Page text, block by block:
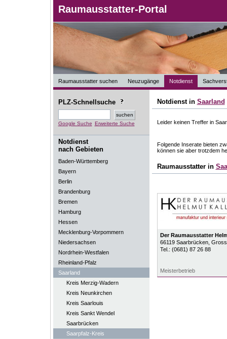
Raumausstatter-Portal
Raumausstatter suchen Neuzugänge Notdienst
PLZ-Schnellsuche
Google Suche Erweiterte Suche
Notdienst
nach Gebieten
Baden-Württemberg
Bayern
Berlin
Brandenburg
Bremen
Hamburg
Hessen
Mecklenburg-Vorpommern
Niedersachsen
Nordrhein-Westfalen
Rheinland-Pfalz
Saarland
Kreis Merzig-Wadern
Kreis Neunkirchen
Kreis Saarlouis
Kreis Sankt Wendel
Saarbrücken
Saarpfalz-Kreis
Notdienst in Saarland
Leider keinen Treffer in
Folgende Inserate bieten
können sie aber trotzdem
Raumausstatter in
Der Raumausstatter
66119 Saarbrücken,
Tel.: (0681) 87 26 88
Meisterbetrieb